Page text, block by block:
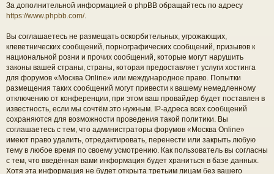
За дополнительной информацией о phpBB обращайтесь по адресу
https://www.phpbb.com/.
Вы соглашаетесь не размещать оскорбительных, угрожающих,
клеветнических сообщений, порнографических сообщений, призывов к
национальной розни и прочих сообщений, которые могут нарушить
законы вашей страны, страны, которая предоставляет услуги хостинга
для форумов «Москва Online» или международное право. Попытки
размещения таких сообщений могут привести к вашему немедленному
отключению от конференции, при этом ваш провайдер будет поставлен в
известность, если мы сочтём это нужным. IP-адреса всех сообщений
сохраняются для возможности проведения такой политики. Вы
соглашаетесь с тем, что администраторы форумов «Москва Online»
имеют право удалить, отредактировать, перенести или закрыть любую
тему в любое время по своему усмотрению. Как пользователь вы согласны
с тем, что введённая вами информация будет храниться в базе данных.
Хотя эта информация не будет открыта третьим лицам без вашего